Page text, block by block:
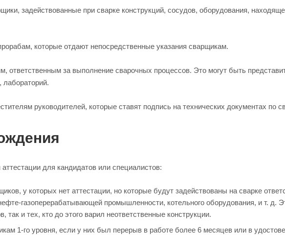
задействованные при сварке конструкций, сосудов, оборудования,
которые отдают непосредственные указания сварщикам.
ответственным за выполнение сварочных процессов. Это могут быть
лабораторий.
руководителей, которые ставят подпись на технических документах по
для кандидатов или специалистов:
у которых нет аттестации, но которые будут задействованы на сварке
газоперерабатывающей промышленности, котельного оборудования, и т. д.
так и тех, кто до этого варил неответственные конструкции.
1-го уровня, если у них был перерыв в работе более 6 месяцев или в